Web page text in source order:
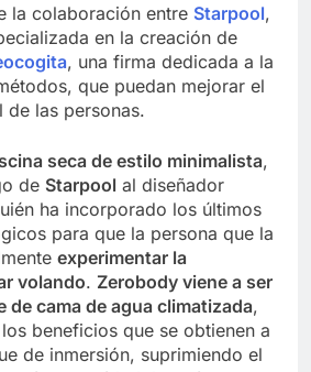
la colaboración entre Starpool,
en la creación de
, una firma dedicada a la
que puedan mejorar el
de las personas.
seca de estilo minimalista,
de Starpool al diseñador
ha incorporado los últimos
para que la persona que la
experimentar la
volando. Zerobody viene a ser
de cama de agua climatizada,
beneficios que se obtienen a
de inmersión, suprimiendo el